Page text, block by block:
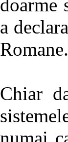
doarme
a
Romane.
Chiar